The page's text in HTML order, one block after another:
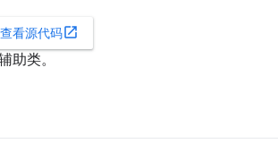
查看源代码open_in_new
助类。